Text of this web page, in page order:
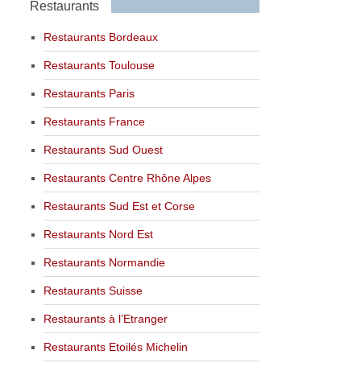
Restaurants
Restaurants Bordeaux
Restaurants Toulouse
Restaurants Paris
Restaurants France
Restaurants Sud Ouest
Restaurants Centre Rhône Alpes
Restaurants Sud Est et Corse
Restaurants Nord Est
Restaurants Normandie
Restaurants Suisse
Restaurants à l’Etranger
Restaurants Etoilés Michelin